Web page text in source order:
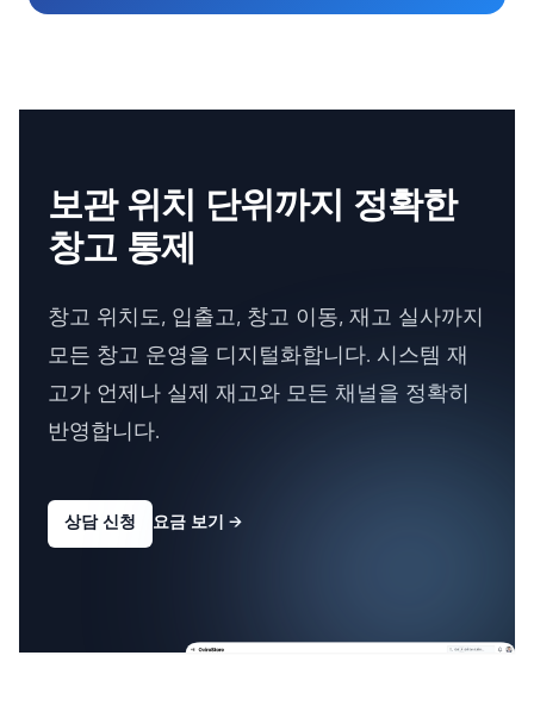
보관 위치 단위까지 정확한
창고 통제
창고 위치도, 입출고, 창고 이동, 재고 실사까지
모든 창고 운영을 디지털화합니다. 시스템 재
고가 언제나 실제 재고와 모든 채널을 정확히
반영합니다.
상담 신청 요금 보기 →